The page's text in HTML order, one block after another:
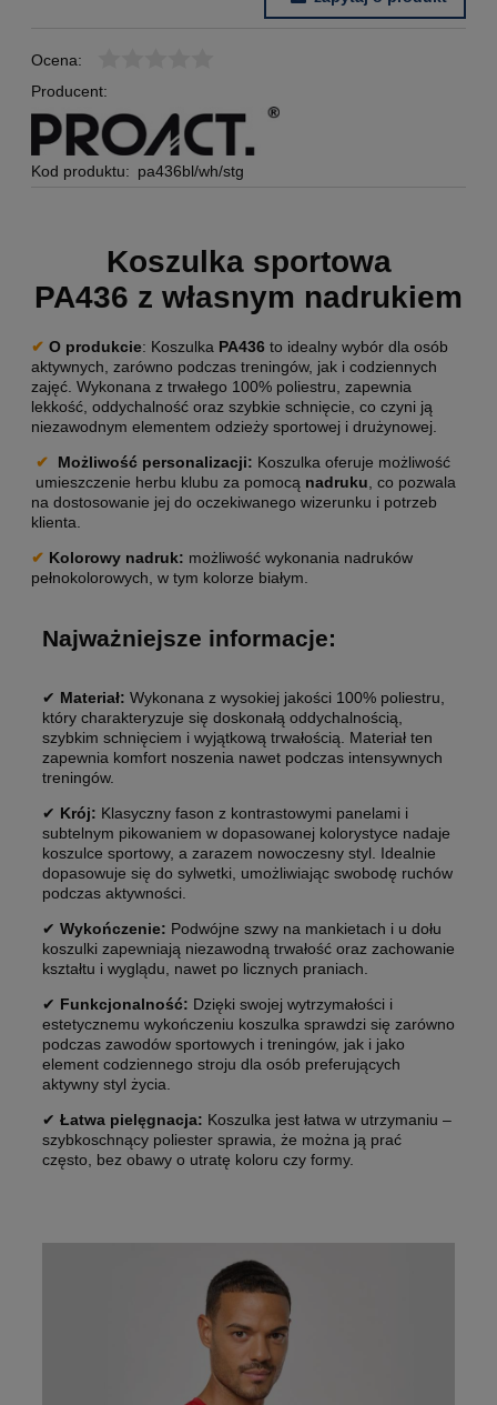
Ocena:
Producent:
Kod produktu: pa436bl/wh/stg
Koszulka sportowa
PA436 z własnym nadrukiem
✔ O produkcie: Koszulka PA436 to idealny wybór dla osób
aktywnych, zarówno podczas treningów, jak i codziennych
zajęć. Wykonana z trwałego 100% poliestru, zapewnia
lekkość, oddychalność oraz szybkie schnięcie, co czyni ją
niezawodnym elementem odzieży sportowej i drużynowej.
✔
Możliwość personalizacji: Koszulka oferuje możliwość
umieszczenie herbu klubu za pomocą nadruku , co pozwala
na dostosowanie jej do oczekiwanego wizerunku i potrzeb
klienta.
✔ Kolorowy nadruk: możliwość wykonania nadruków
pełnokolorowych, w tym kolorze białym.
Najważniejsze informacje:
✔ Materiał: Wykonana z wysokiej jakości 100% poliestru,
który charakteryzuje się doskonałą oddychalnością,
szybkim schnięciem i wyjątkową trwałością. Materiał ten
zapewnia komfort noszenia nawet podczas intensywnych
treningów.
✔ Krój: Klasyczny fason z kontrastowymi panelami i
subtelnym pikowaniem w dopasowanej kolorystyce nadaje
koszulce sportowy, a zarazem nowoczesny styl. Idealnie
dopasowuje się do sylwetki, umożliwiając swobodę ruchów
podczas aktywności.
✔ Wykończenie: Podwójne szwy na mankietach i u dołu
koszulki zapewniają niezawodną trwałość oraz zachowanie
kształtu i wyglądu, nawet po licznych praniach.
✔ Funkcjonalność: Dzięki swojej wytrzymałości i
estetycznemu wykończeniu koszulka sprawdzi się zarówno
podczas zawodów sportowych i treningów, jak i jako
element codziennego stroju dla osób preferujących
aktywny styl życia.
✔ Łatwa pielęgnacja: Koszulka jest łatwa w utrzymaniu –
szybkoschnący poliester sprawia, że można ją prać
często, bez obawy o utratę koloru czy formy.